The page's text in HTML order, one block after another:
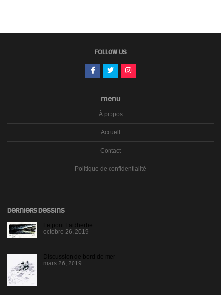
FOLLOW US
MENU
À propos
Accueil
Contact
Politique de confidentialité
DERNIERS DESSINS
Le pont Faidherbe
octobre 26, 2019
Discussion de bord de mer
mars 26, 2019